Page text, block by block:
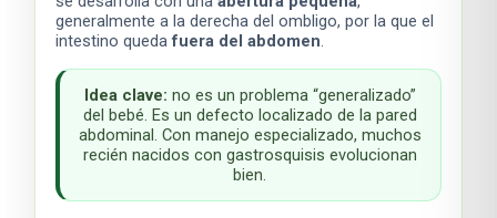
generalmente a la derecha del ombligo, por la que el
intestino quedafuera del abdomen.
Idea clave: no es un problema “generalizado”
del bebé. Es un defecto localizado de la pared
abdominal. Con manejo especializado, muchos
recién nacidos con gastrosquisis evolucionan
bien.